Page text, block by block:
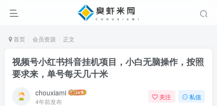
首页 会员资源 正文
视频号小红书抖音挂机项目，小白无脑操作，按照
要求来，单号每天几十米
chouxiami
4年前发布
关注 私信